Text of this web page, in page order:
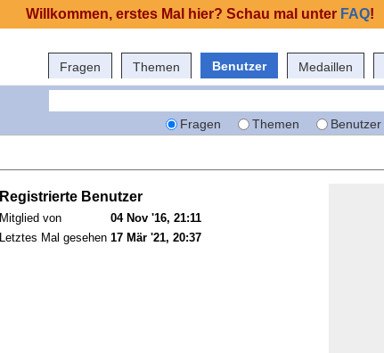
Fragen Themen Benutzer Medaillen
Fragen Themen Benutzer
Registrierte Benutzer
Mitglied von
04 Nov '16, 21:11
Letztes Mal gesehen 17 Mär '21, 20:37
Willkommen, erstes Mal hier? Schau mal unter FAQ!